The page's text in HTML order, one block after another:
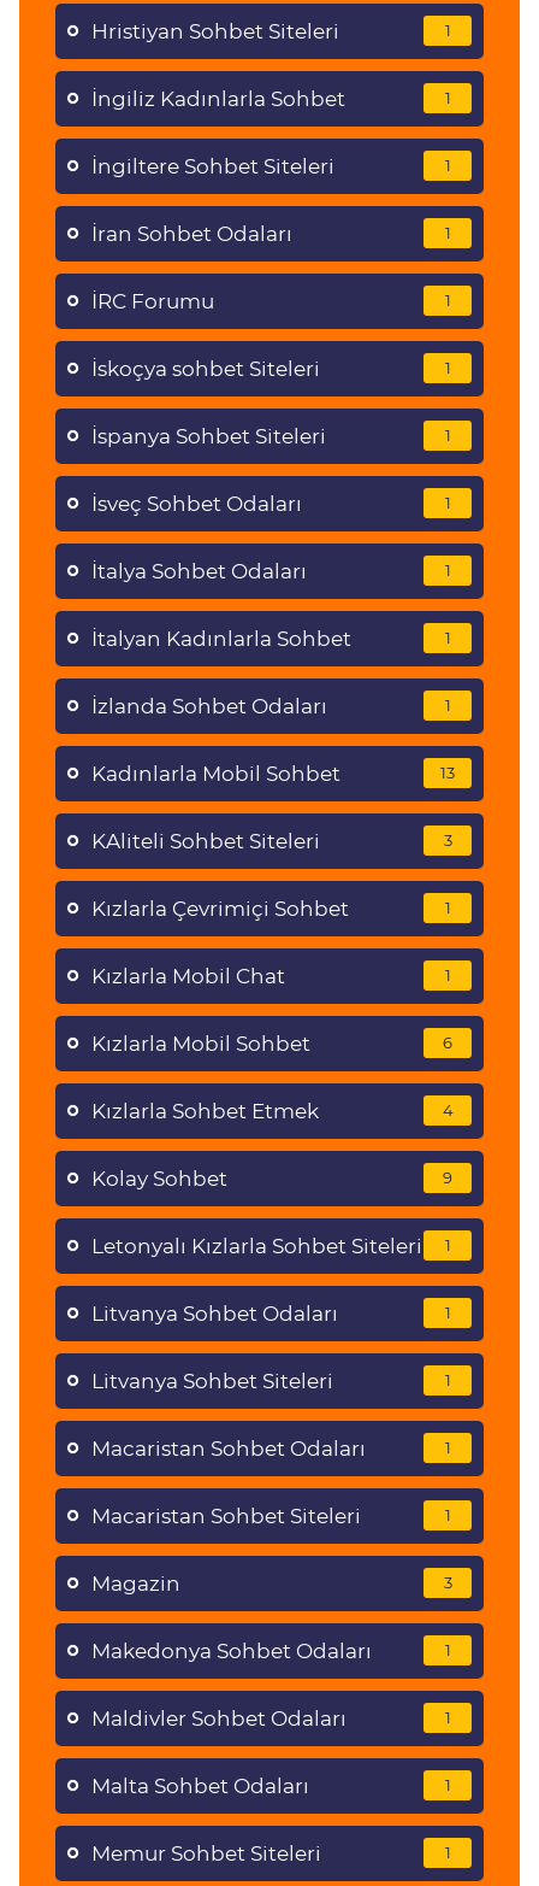
Hristiyan Sohbet Siteleri 1
İngiliz Kadınlarla Sohbet 1
İngiltere Sohbet Siteleri 1
İran Sohbet Odaları 1
İRC Forumu 1
İskoçya sohbet Siteleri 1
İspanya Sohbet Siteleri 1
İsveç Sohbet Odaları 1
İtalya Sohbet Odaları 1
İtalyan Kadınlarla Sohbet 1
İzlanda Sohbet Odaları 1
Kadınlarla Mobil Sohbet 13
KAliteli Sohbet Siteleri 3
Kızlarla Çevrimiçi Sohbet 1
Kızlarla Mobil Chat 1
Kızlarla Mobil Sohbet 6
Kızlarla Sohbet Etmek 4
Kolay Sohbet 9
Letonyalı Kızlarla Sohbet Siteleri 1
Litvanya Sohbet Odaları 1
Litvanya Sohbet Siteleri 1
Macaristan Sohbet Odaları 1
Macaristan Sohbet Siteleri 1
Magazin 3
Makedonya Sohbet Odaları 1
Maldivler Sohbet Odaları 1
Malta Sohbet Odaları 1
Memur Sohbet Siteleri 1